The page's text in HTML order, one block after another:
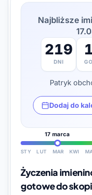
Najbliższe
219
DNI
Patryk
Dodaj do
17 marca
STY LUT MAR KWI
Życzenia
gotowe do